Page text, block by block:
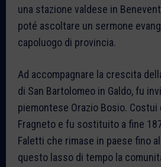
una stazione valdese in
poté ascoltare un sermone
capoluogo di provincia.
Ad accompagnare la crescita
di San Bartolomeo in Galdo, fu
piemontese Orazio Bosio.
Fragneto e fu sostituito a fine
Faletti che rimase in paese fino
questo lasso di tempo la